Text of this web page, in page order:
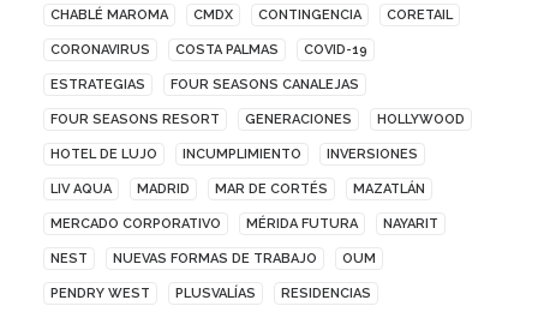
CHABLÉ MAROMA CMDX CONTINGENCIA CORETAIL
CORONAVIRUS COSTA PALMAS COVID-19
ESTRATEGIAS FOUR SEASONS CANALEJAS
FOUR SEASONS RESORT GENERACIONES HOLLYWOOD
HOTEL DE LUJO INCUMPLIMIENTO INVERSIONES
LIV AQUA MADRID MAR DE CORTÉS MAZATLÁN
MERCADO CORPORATIVO MÉRIDA FUTURA NAYARIT
NEST NUEVAS FORMAS DE TRABAJO OUM
PENDRY WEST PLUSVALÍAS RESIDENCIAS